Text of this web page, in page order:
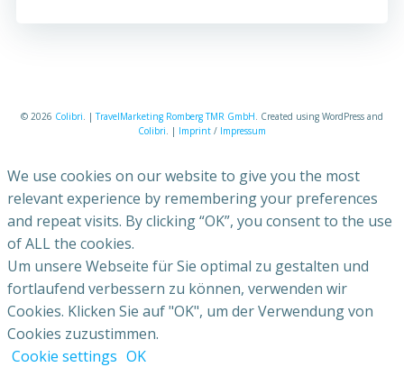
© 2026 Colibri . |TravelMarketing Romberg TMR GmbH . Created using WordPress and
Colibri . | Imprint / Impressum
We use cookies on our website to give you the most
relevant experience by remembering your preferences
and repeat visits. By clicking “OK”, you consent to the use
of ALL the cookies.
Um unsere Webseite für Sie optimal zu gestalten und
fortlaufend verbessern zu können, verwenden wir
Cookies. Klicken Sie auf "OK", um der Verwendung von
Cookies zuzustimmen.
Cookie settings OK